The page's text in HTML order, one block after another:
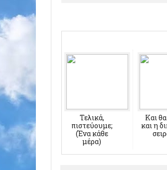
Τελικά,
πιστεύουμε;
(Ένα κάθε
μέρα)
Και
και η